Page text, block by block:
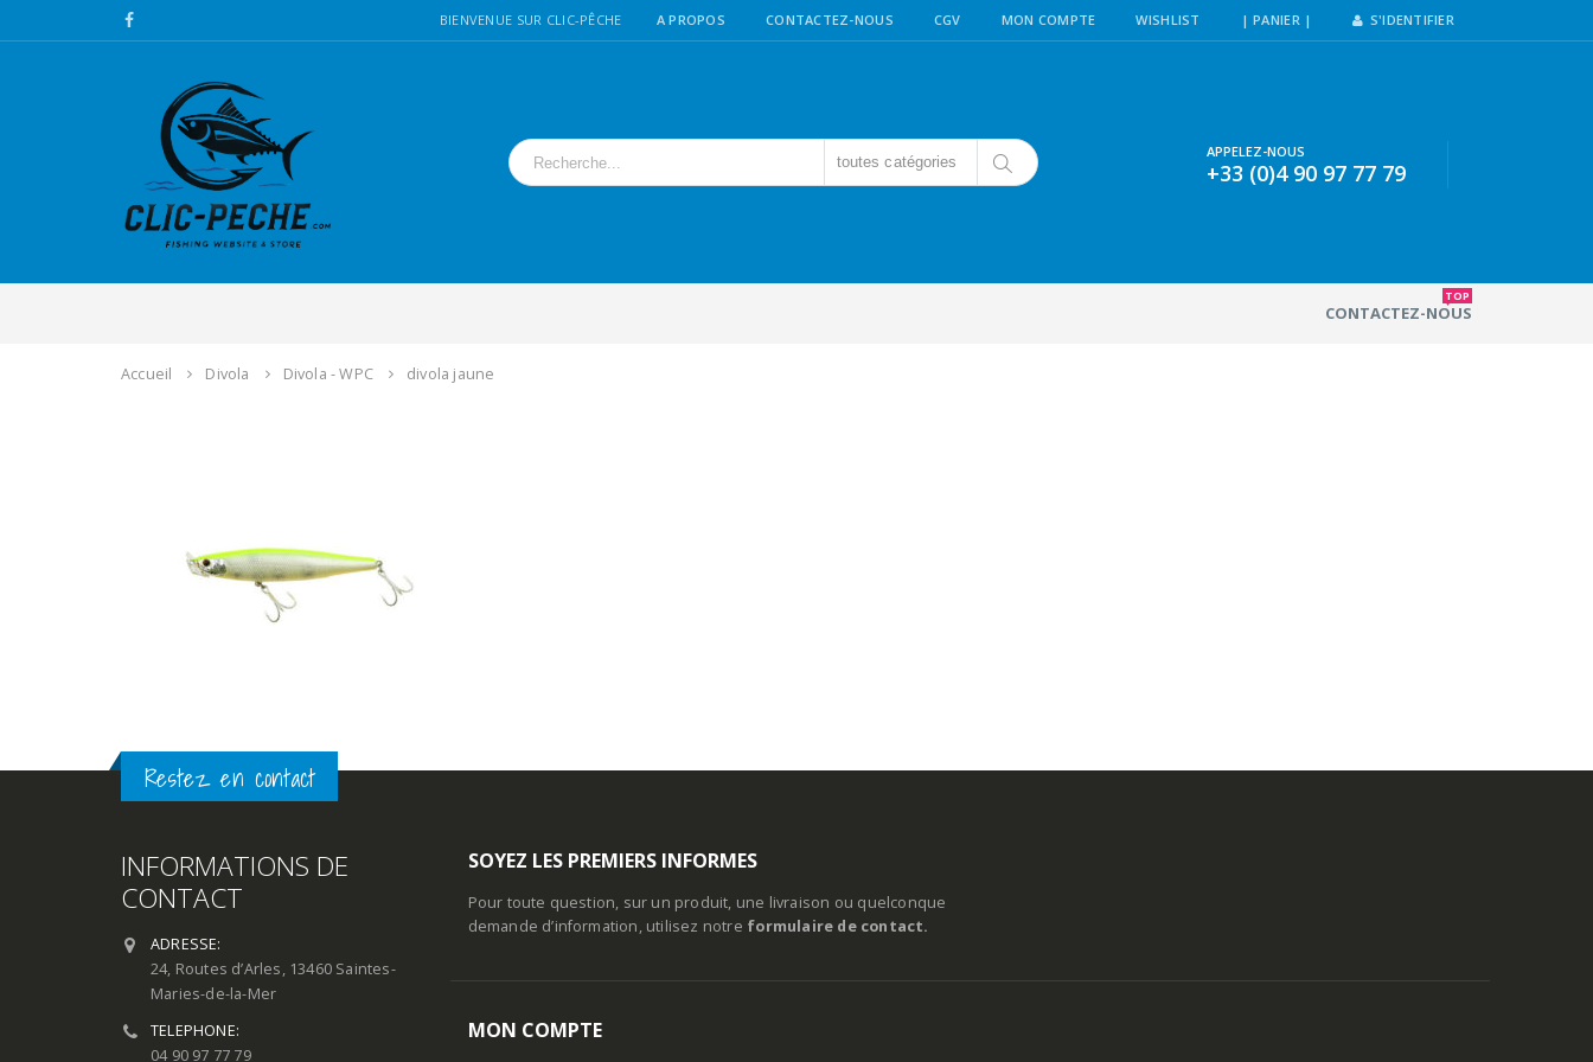
BIENVENUE SUR CLIC-PÊCHE A PROPOS CONTACTEZ-NOUS CGV MON COMPTE WISHLIST | PANIER | S'IDENTIFIER
toutes catégories
APPELEZ-NOUS
+33 (0)4 90 97 77 79
CONTACTEZ-NOUS
TOP
Accueil Divola Divola - WPC divola jaune
Restez en contact
INFORMATIONS DE
CONTACT
ADRESSE:
24, Routes d’Arles, 13460 Saintes-
Maries-de-la-Mer
TELEPHONE:
04 90 97 77 79
SOYEZ LES PREMIERS INFORMES
Pour toute question, sur un produit, une livraison ou quelconque
demande d’information, utilisez notre formulaire de contact.
MON COMPTE